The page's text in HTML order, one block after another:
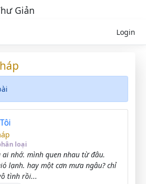
Giản
Login
loại
ai nhớ. mình quen nhau từ đâu.
lạnh. hay một cơn mưa ngâu? chỉ
tình rồi...